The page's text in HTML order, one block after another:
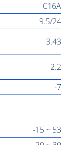
C16A
9.5/24
3.43
2.2
-7
-15 ~ 53